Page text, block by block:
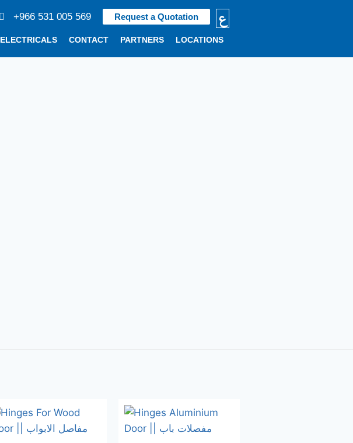
+966 531 005 569 Request a Quotation ع
ELECTRICALS CONTACT PARTNERS LOCATIONS